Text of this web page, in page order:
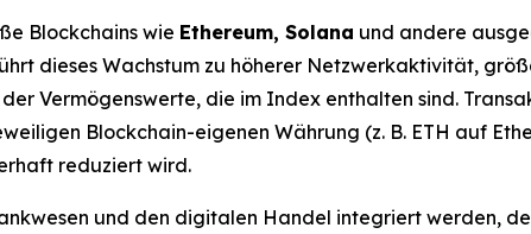
Blockchains wie Ethereum, Solana und andere
dieses Wachstum zu höherer Netzwerkaktivität,
Vermögenswerte, die im Index enthalten sind.
Blockchain-eigenen Währung (z. B. ETH auf
reduziert wird.
und den digitalen Handel integriert werden,